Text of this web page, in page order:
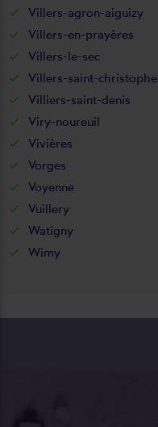
Villers-agron-aiguizy
Villers-en-prayères
Villers-le-sec
Villers-saint-christophe
Villiers-saint-denis
Viry-noureuil
Vivières
Vorges
Voyenne
Vuillery
Watigny
Wimy